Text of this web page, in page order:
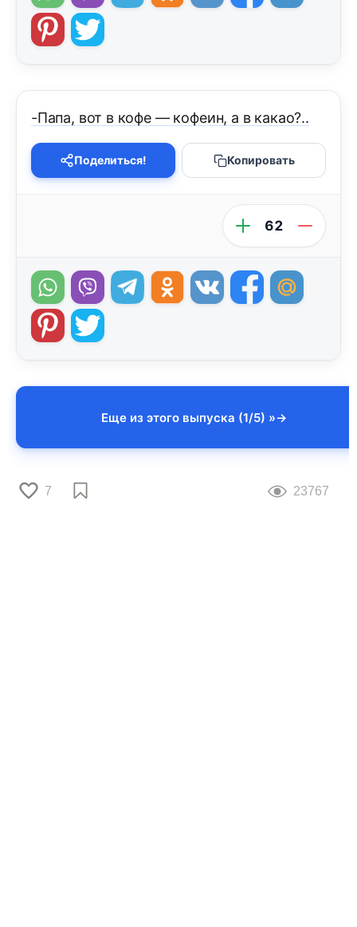
-Папа, вот в кофе — кофеин, а в какао?..
Поделиться! Копировать
62
Еще из этого выпуска (1/5) »
7 23767